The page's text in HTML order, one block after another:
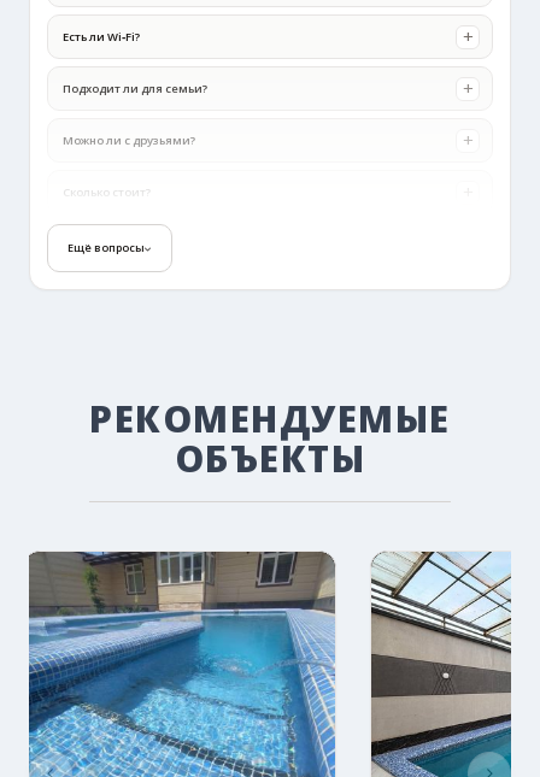
Есть ли Wi‑Fi?
Подходит ли для семьи?
Можно ли с друзьями?
Сколько стоит?
Как забронировать?
Ещё вопросы
РЕКОМЕНДУЕМЫЕ
ОБЪЕКТЫ